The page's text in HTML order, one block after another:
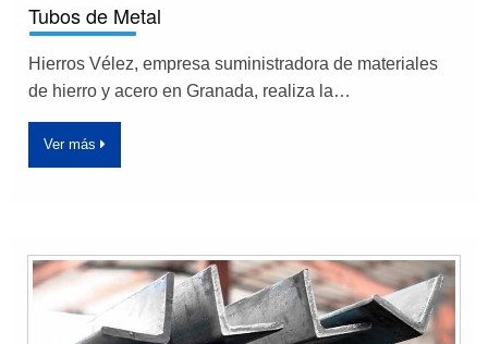
Tubos de Metal
Hierros Vélez, empresa suministradora de materiales
de hierro y acero en Granada, realiza la…
Ver más